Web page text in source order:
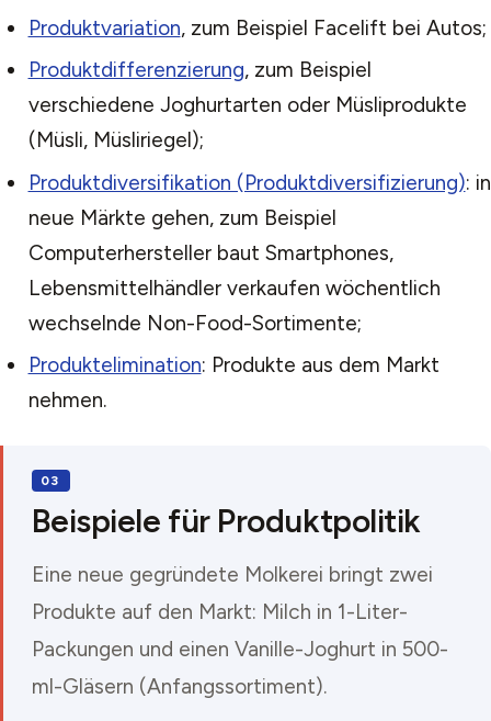
Produktvariation, zum Beispiel Facelift bei Autos;
Produktdifferenzierung, zum Beispiel
verschiedene Joghurtarten oder Müsliprodukte
(Müsli, Müsliriegel);
Produktdiversifikation (Produktdiversifizierung): in
neue Märkte gehen, zum Beispiel
Computerhersteller baut Smartphones,
Lebensmittelhändler verkaufen wöchentlich
wechselnde Non-Food-Sortimente;
Produktelimination: Produkte aus dem Markt
nehmen.
Beispiele für Produktpolitik
Eine neue gegründete Molkerei bringt zwei
Produkte auf den Markt: Milch in 1-Liter-
Packungen und einen Vanille-Joghurt in 500-
ml-Gläsern (Anfangssortiment).